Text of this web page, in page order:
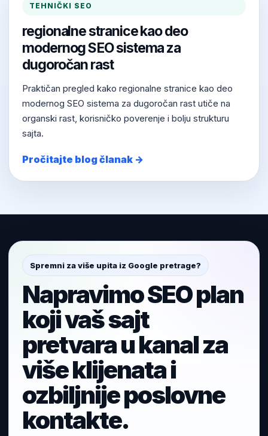
TEHNIČKI SEO
regionalne stranice kao deo
modernog SEO sistema za
dugoročan rast
Praktičan pregled kako regionalne stranice kao deo
modernog SEO sistema za dugoročan rast utiče na
organski rast, korisničko poverenje i bolju strukturu
sajta.
Pročitajte blog članak →
Spremni za više upita iz Google pretrage?
Napravimo SEO plan
koji vaš sajt
pretvara u kanal za
više klijenata i
ozbiljnije poslovne
kontakte.